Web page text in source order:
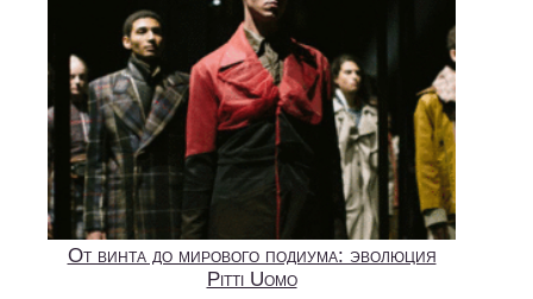
От винта до мирового подиума: эволюция
Pitti Uomo